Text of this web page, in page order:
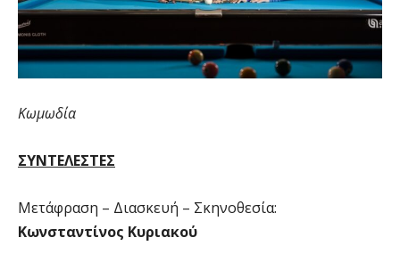
Κωμωδία
ΣΥΝΤΕΛΕΣΤΕΣ
Μετάφραση – Διασκευή – Σκηνοθεσία:
Κωνσταντίνος Κυριακού